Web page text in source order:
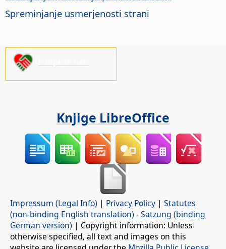
Spreminjanje usmerjenosti strani
Knjige LibreOffice
Impressum (Legal Info) | Privacy Policy | Statutes
(non-binding English translation) -Satzung (binding
German version) | Copyright information: Unless
otherwise specified, all text and images on this